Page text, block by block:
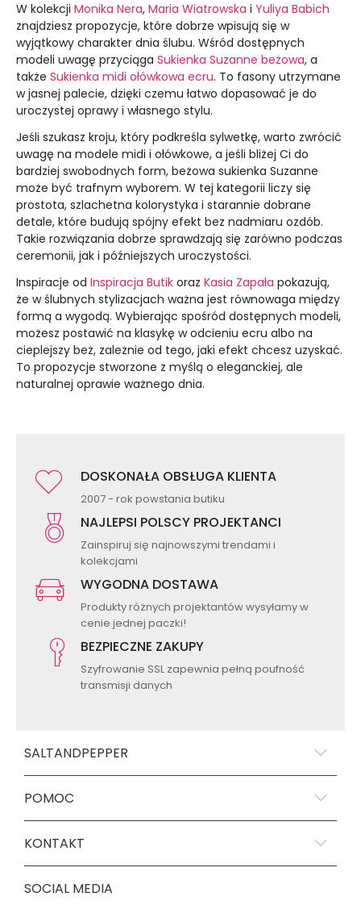
W kolekcji Monika Nera, Maria Wiatrowska i Yuliya Babich
znajdziesz propozycje, które dobrze wpisują się w
wyjątkowy charakter dnia ślubu. Wśród dostępnych
modeli uwagę przyciąga Sukienka Suzanne beżowa, a
także Sukienka midi ołówkowa ecru. To fasony utrzymane
w jasnej palecie, dzięki czemu łatwo dopasować je do
uroczystej oprawy i własnego stylu.
Jeśli szukasz kroju, który podkreśla sylwetkę, warto zwrócić
uwagę na modele midi i ołówkowe, a jeśli bliżej Ci do
bardziej swobodnych form, beżowa sukienka Suzanne
może być trafnym wyborem. W tej kategorii liczy się
prostota, szlachetna kolorystyka i starannie dobrane
detale, które budują spójny efekt bez nadmiaru ozdób.
Takie rozwiązania dobrze sprawdzają się zarówno podczas
ceremonii, jak i późniejszych uroczystości.
Inspiracje od Inspiracja Butik oraz Kasia Zapała pokazują,
że w ślubnych stylizacjach ważna jest równowaga między
formą a wygodą. Wybierając spośród dostępnych modeli,
możesz postawić na klasykę w odcieniu ecru albo na
cieplejszy beż, zależnie od tego, jaki efekt chcesz uzyskać.
To propozycje stworzone z myślą o eleganckiej, ale
naturalnej oprawie ważnego dnia.
DOSKONAŁA OBSŁUGA KLIENTA
2007 - rok powstania butiku
NAJLEPSI POLSCY PROJEKTANCI
Zainspiruj się najnowszymi trendami i
kolekcjami
WYGODNA DOSTAWA
Produkty różnych projektantów wysyłamy w
cenie jednej paczki!
BEZPIECZNE ZAKUPY
Szyfrowanie SSL zapewnia pełną poufność
transmisji danych
SALTANDPEPPER
POMOC
KONTAKT
SOCIAL MEDIA